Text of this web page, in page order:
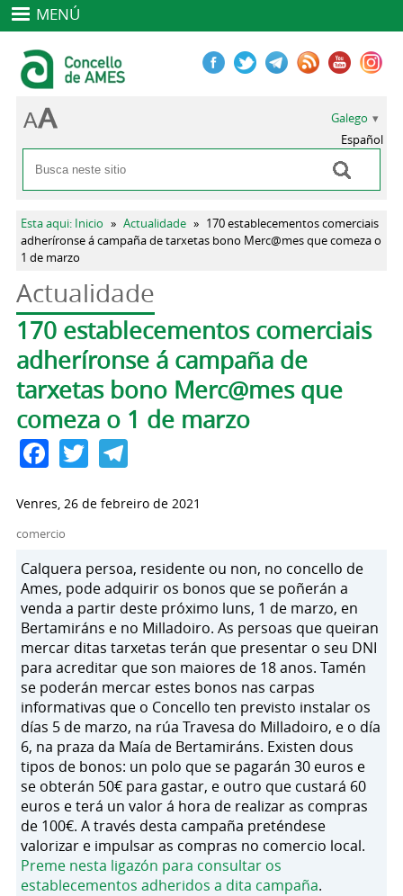
MENÚ
Formulario de busca
Buscar
Galego
Español
Vostede está aquí
Esta aqui: Inicio » Actualidade » 170 establecementos comerciais
adheríronse á campaña de tarxetas bono Merc@mes que comeza o
1 de marzo
Actualidade
Pestanas principais
170 establecementos comerciais
adheríronse á campaña de
tarxetas bono Merc@mes que
comeza o 1 de marzo
Facebook
TwitterTelegram
Venres, 26 de febreiro de 2021
comercio
Calquera persoa, residente ou non, no concello de
Ames, pode adquirir os bonos que se poñerán a
venda a partir deste próximo luns, 1 de marzo, en
Bertamiráns e no Milladoiro. As persoas que queiran
mercar ditas tarxetas terán que presentar o seu DNI
para acreditar que son maiores de 18 anos. Tamén
se poderán mercar estes bonos nas carpas
informativas que o Concello ten previsto instalar os
días 5 de marzo, na rúa Travesa do Milladoiro, e o día
6, na praza da Maía de Bertamiráns. Existen dous
tipos de bonos: un polo que se pagarán 30 euros e
se obterán 50€ para gastar, e outro que custará 60
euros e terá un valor á hora de realizar as compras
de 100€. A través desta campaña preténdese
valorizar e impulsar as compras no comercio local.
Preme nesta ligazón para consultar os
establecementos adheridos a dita campaña.